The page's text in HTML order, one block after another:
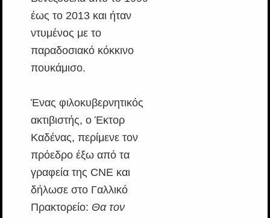
έως το 2013 και ήταν
ντυμένος με το
παραδοσιακό κόκκινο
πουκάμισο.
Ένας φιλοκυβερνητικός
ακτιβιστής, ο Έκτορ
Καδένας, περίμενε τον
πρόεδρο έξω από τα
γραφεία της CNE και
δήλωσε στο Γαλλικό
Πρακτορείο: Θα τον